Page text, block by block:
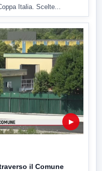
Italia. Scelte...
▶
il Comune